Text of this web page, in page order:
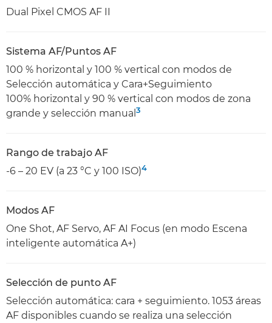
Dual Pixel CMOS AF II
Sistema AF/Puntos AF
100 % horizontal y 100 % vertical con modos de
Selección automática y Cara+Seguimiento
100% horizontal y 90 % vertical con modos de zona
grande y selección manual 3
Rango de trabajo AF
-6 – 20 EV (a 23 °C y 100 ISO)4
Modos AF
One Shot, AF Servo, AF AI Focus (en modo Escena
inteligente automática A+)
Selección de punto AF
Selección automática: cara + seguimiento. 1053 áreas
AF disponibles cuando se realiza una selección